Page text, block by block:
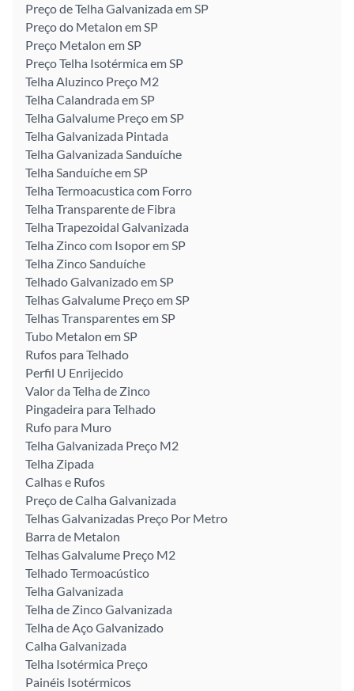
Preço de Telha Galvanizada em SP
Preço do Metalon em SP
Preço Metalon em SP
Preço Telha Isotérmica em SP
Telha Aluzinco Preço M2
Telha Calandrada em SP
Telha Galvalume Preço em SP
Telha Galvanizada Pintada
Telha Galvanizada Sanduíche
Telha Sanduíche em SP
Telha Termoacustica com Forro
Telha Transparente de Fibra
Telha Trapezoidal Galvanizada
Telha Zinco com Isopor em SP
Telha Zinco Sanduíche
Telhado Galvanizado em SP
Telhas Galvalume Preço em SP
Telhas Transparentes em SP
Tubo Metalon em SP
Rufos para Telhado
Perfil U Enrijecido
Valor da Telha de Zinco
Pingadeira para Telhado
Rufo para Muro
Telha Galvanizada Preço M2
Telha Zipada
Calhas e Rufos
Preço de Calha Galvanizada
Telhas Galvanizadas Preço Por Metro
Barra de Metalon
Telhas Galvalume Preço M2
Telhado Termoacústico
Telha Galvanizada
Telha de Zinco Galvanizada
Telha de Aço Galvanizado
Calha Galvanizada
Telha Isotérmica Preço
Painéis Isotérmicos